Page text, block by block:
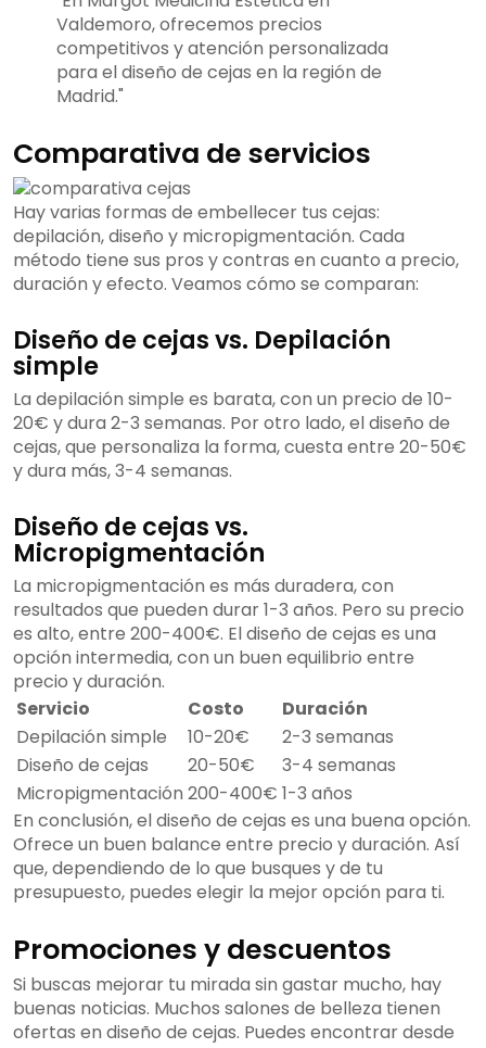
Valdemoro, ofrecemos precios
competitivos y atención personalizada
para el diseño de cejas en la región de
Madrid."
Comparativa de servicios
Hay varias formas de embellecer tus cejas:
depilación, diseño y micropigmentación. Cada
método tiene sus pros y contras en cuanto a precio,
duración y efecto. Veamos cómo se comparan:
Diseño de cejas vs. Depilación
simple
La depilación simple es barata, con un precio de 10-
20€ y dura 2-3 semanas. Por otro lado, el diseño de
cejas, que personaliza la forma, cuesta entre 20-50€
y dura más, 3-4 semanas.
Diseño de cejas vs.
Micropigmentación
La micropigmentación es más duradera, con
resultados que pueden durar 1-3 años. Pero su precio
es alto, entre 200-400€. El diseño de cejas es una
opción intermedia, con un buen equilibrio entre
precio y duración.
Servicio
Costo
Duración
Depilación simple
10-20€
2-3 semanas
Diseño de cejas
20-50€
3-4 semanas
Micropigmentación 200-400€ 1-3 años
En conclusión, el diseño de cejas es una buena opción.
Ofrece un buen balance entre precio y duración. Así
que, dependiendo de lo que busques y de tu
presupuesto, puedes elegir la mejor opción para ti.
Promociones y descuentos
Si buscas mejorar tu mirada sin gastar mucho, hay
buenas noticias. Muchos salones de belleza tienen
ofertas en diseño de cejas. Puedes encontrar desde